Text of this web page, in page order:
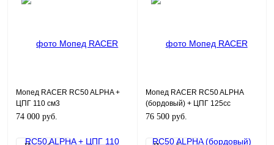
Мопед RACER RC50 ALPHA +
ЦПГ 110 см3
74 000 руб.
Мопед RACER RC50 ALPHA
(бордовый) + ЦПГ 125сс
76 500 руб.